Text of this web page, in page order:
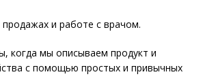
и работе с врачом.
когда мы описываем продукт и
с помощью простых и привычных